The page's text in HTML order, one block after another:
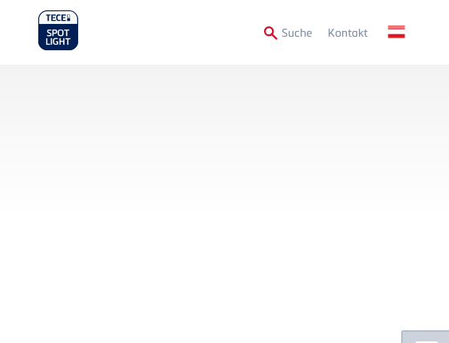
SucheSecondary
Kontakt
Floating